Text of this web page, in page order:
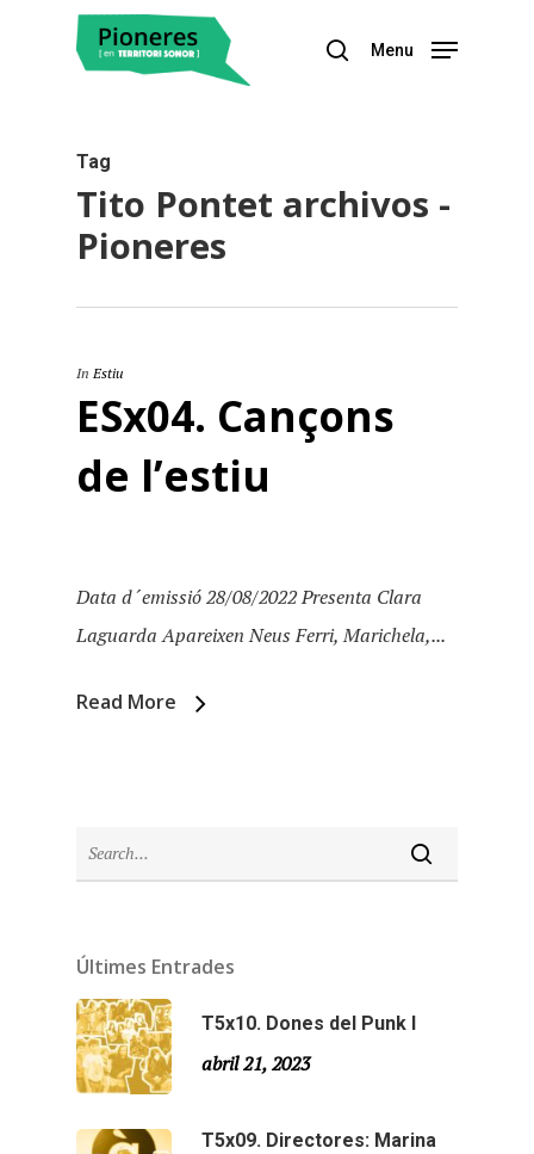
Menu
Tag
Tito Pontet archivos -
Pioneres
In Estiu
ESx04. Cançons
de l’estiu
Data d´emissió 28/08/2022 Presenta Clara
Laguarda Apareixen Neus Ferri, Marichela,...
Read More
Últimes Entrades
T5x10. Dones del Punk I
abril 21, 2023
T5x09. Directores: Marina
Temporades
Agraïments
Monty Peiró